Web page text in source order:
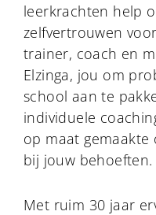
leerkrachten help
zelfvertrouwen
trainer, coach en
Elzinga, jou om
school aan te
individuele
op maat gemaakte
bij jouw behoeften.
Met ruim 30 jaar